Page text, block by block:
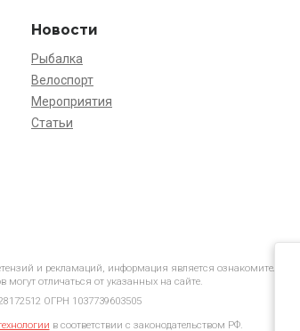
Новости
Рыбалка
Велоспорт
Мероприятия
Статьи
и рекламаций, информация является ознакомительной.
могут отличаться от указанных на сайте.
ОГРН 1037739603505
в соответствии с законодательством РФ.